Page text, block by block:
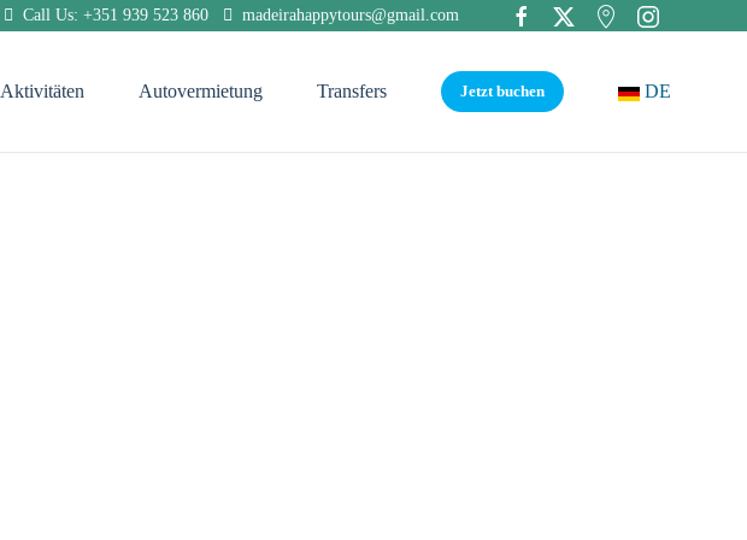
Call Us: +351 939 523 860 madeirahappytours@gmail.com
Aktivitäten Autovermietung Transfers Jetzt buchen DE